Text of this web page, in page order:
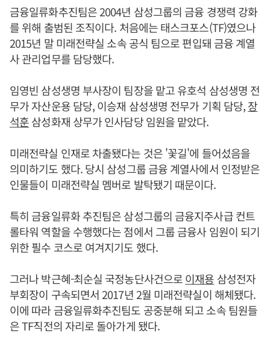
금융일류화추진팀은 2004년 삼성그룹의 금융 경쟁력 강화
를 위해 출범된 조직이다. 처음에는 태스크포스(TF)였으나
2015년 말 미래전략실 소속 공식 팀으로 편입돼 금융 계열
사 관리업무를 담당했다.
임영빈 삼성생명 부사장이 팀장을 맡고 유호석 삼성생명 전
무가 자산운용 담당, 이승재 삼성생명 전무가 기획 담당,장
석훈삼성화재 상무가 인사담당 임원을 맡았다.
미래전략실 인재로 차출됐다는 것은 '꽃길'에 들어섰음을
의미하기도 했다. 당시 삼성그룹 금융 계열사에서 인정받은
인물들이 미래전략실 멤버로 발탁됐기 때문이다.
특히 금융일류화 추진팀은 삼성그룹의 금융지주사급 컨트
롤타워 역할을 수행했다는 점에서 그룹 금융사 임원이 되기
위한 필수 코스로 여겨지기도 했다.
그러나 박근혜-최순실 국정농단사건으로이재용 삼성전자
부회장이 구속되면서 2017년 2월 미래전략실이 해체됐다.
이에 따라 금융일류화추진팀도 공중분해 되고 소속 팀원들
은 TF직전의 자리로 돌아가게 됐다.